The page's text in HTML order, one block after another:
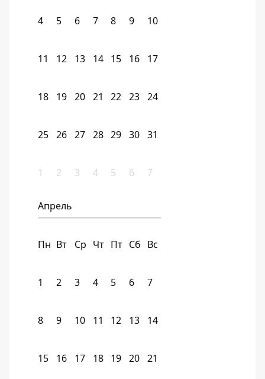
4 5 6 7 8 9 10
11 12 13 14 15 16 17
18 19 20 21 22 23 24
25 26 27 28 29 30 31
1 2 3 4 5 6 7
Апрель
Пн Вт Ср Чт Пт Сб Вс
1 2 3 4 5 6 7
8 9 10 11 12 13 14
15 16 17 18 19 20 21